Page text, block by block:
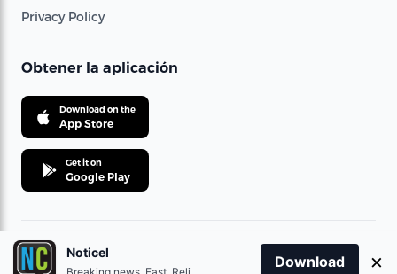
Privacy Policy
Obtener la aplicación
Download on the
App Store
Get it on
Google Play
© 2021 360 Telecom Corporation. All rights reserved.
Noticel
Download ×